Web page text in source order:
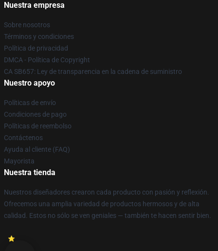
Nuestra empresa
Sobre nosotros
Términos y condiciones
Política de privacidad
DMCA - Política de Copyright
CA SB657: Ley de transparencia en la cadena de suministro
Nuestro apoyo
Políticas de envío
Condiciones de pago
Políticas de reembolso
Contáctenos
Ayuda al cliente (FAQ)
Mayorista
Nuestra tienda
Nuestros diseñadores crearon cada producto con pasión y reflexión.
Ofrecemos una amplia variedad de productos hermosos y de alta
calidad. Estos no sólo se ven geniales — también te hacen sentir bien.